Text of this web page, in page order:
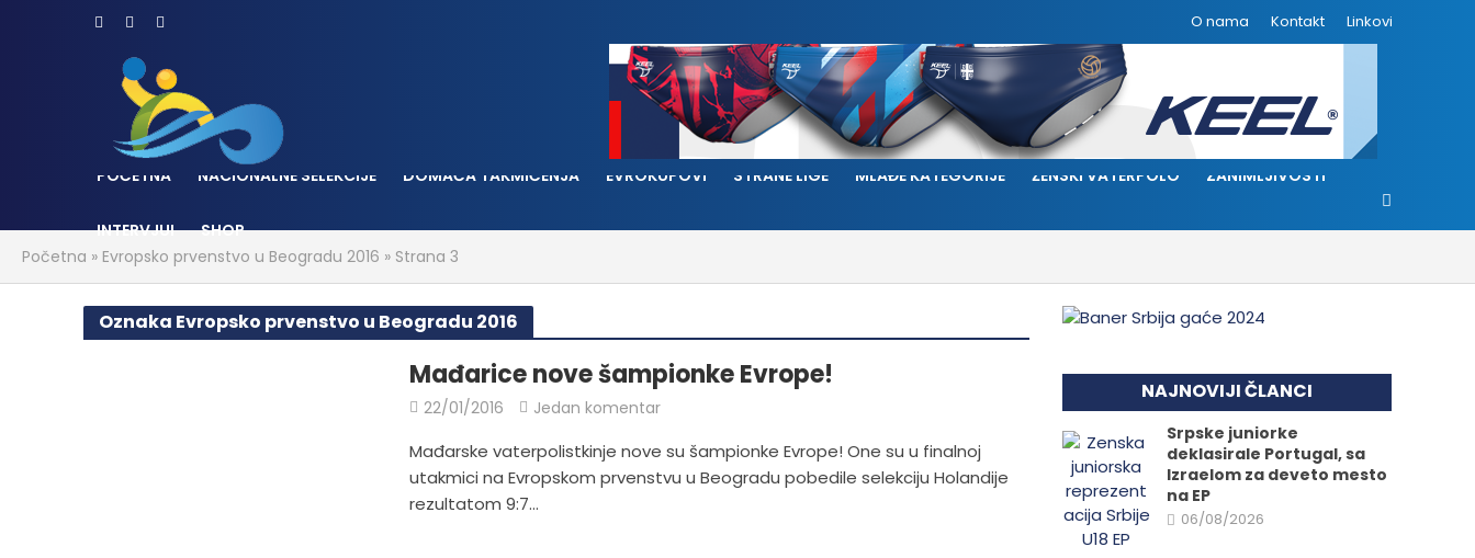
O nama Kontakt Linkovi
POČETNA NACIONALNE SELEKCIJE DOMAĆA TAKMIČENJA EVROKUPOVI STRANE LIGE MLAĐE KATEGORIJE ŽENSKI VATERPOLO ZANIMLJIVOSTI
INTERVJUI
SHOP
Početna » Evropsko prvenstvo u Beogradu 2016 » Strana 3
Oznaka Evropsko prvenstvo u Beogradu 2016
Mađarice nove šampionke Evrope!
22/01/2016 Jedan komentar
Mađarske vaterpolistkinje nove su šampionke Evrope! One su u finalnoj
utakmici na Evropskom prvenstvu u Beogradu pobedile selekciju Holandije
rezultatom 9:7...
NAJNOVIJI ČLANCI
Srpske juniorke
deklasirale Portugal, sa
Izraelom za deveto mesto
na EP
06/08/2026